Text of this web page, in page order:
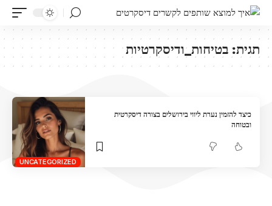
תגית:בטיחות_ודיסקרטיות
UNCATEGORIZED
כיצד להזמין נערת ליווי בירושלים בצורה דיסקרטית
ובטוחה